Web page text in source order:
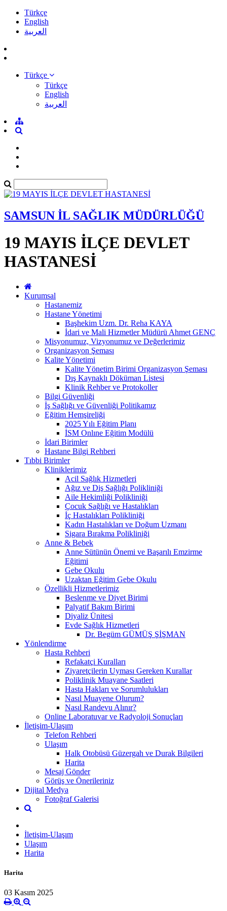
Türkçe
English
العربية
Türkçe
Türkçe
English
العربية
SAMSUN İL SAĞLIK MÜDÜRLÜĞÜ
19 MAYIS İLÇE DEVLET
HASTANESİ
Kurumsal
Hastanemiz
Hastane Yönetimi
Başhekim Uzm. Dr. Reha KAYA
İdari ve Mali Hizmetler Müdürü Ahmet GENÇ
Misyonumuz, Vizyonumuz ve Değerlerimiz
Organizasyon Şeması
Kalite Yönetimi
Kalite Yönetim Birimi Organizasyon Şeması
Dış Kaynaklı Döküman Listesi
Klinik Rehber ve Protokoller
Bilgi Güvenliği
İş Sağlığı ve Güvenliği Politikamız
Eğitim Hemşireliği
2025 Yılı Eğitim Planı
İSM Onlıne Eğitim Modülü
İdari Birimler
Hastane Bilgi Rehberi
Tıbbi Birimler
Kliniklerimiz
Acil Sağlık Hizmetleri
Ağız ve Diş Sağlığı Polikliniği
Aile Hekimliği Polikliniği
Çocuk Sağlığı ve Hastalıkları
İç Hastalıkları Polikliniği
Kadın Hastalıkları ve Doğum Uzmanı
Sigara Bırakma Polikliniği
Anne & Bebek
Anne Sütünün Önemi ve Başarılı Emzirme
Eğitimi
Gebe Okulu
Uzaktan Eğitim Gebe Okulu
Özellikli Hizmetlerimiz
Beslenme ve Diyet Birimi
Palyatif Bakım Birimi
Diyaliz Ünitesi
Evde Sağlık Hizmetleri
Dr. Begüm GÜMÜŞ ŞİŞMAN
Yönlendirme
Hasta Rehberi
Refakatçi Kuralları
Ziyaretçilerin Uyması Gereken Kurallar
Poliklinik Muayane Saatleri
Hasta Hakları ve Sorumlulukları
Nasıl Muayene Olurum?
Nasıl Randevu Alınır?
Online Laboratuvar ve Radyoloji Sonuçları
İletişim-Ulaşım
Telefon Rehberi
Ulaşım
Halk Otobüsü Güzergah ve Durak Bilgileri
Harita
Mesaj Gönder
Görüş ve Önerileriniz
Dijital Medya
Fotoğraf Galerisi
İletişim-Ulaşım
Ulaşım
Harita
Harita
03 Kasım 2025